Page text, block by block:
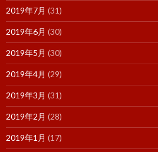
2019年7月 (31)
2019年6月 (30)
2019年5月 (30)
2019年4月 (29)
2019年3月 (31)
2019年2月 (28)
2019年1月 (17)